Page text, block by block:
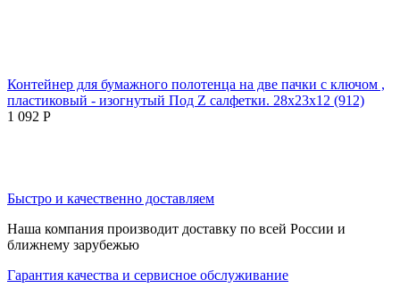
Контейнер для бумажного полотенца на две пачки с ключом ,
пластиковый - изогнутый Под Z салфетки. 28х23х12 (912)
1 092 Р
Быстро и качественно доставляем
Наша компания производит доставку по всей России и
ближнему зарубежью
Гарантия качества и сервисное обслуживание